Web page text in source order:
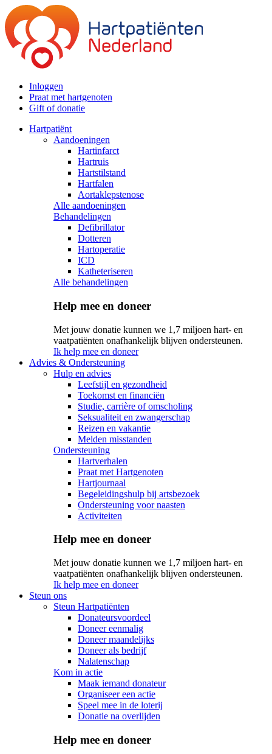
Inloggen
Praat met hartgenoten
Gift of donatie
Hartpatiënt
Aandoeningen
Hartinfarct
Hartruis
Hartstilstand
Hartfalen
Aortaklepstenose
Alle aandoeningen
Behandelingen
Defibrillator
Dotteren
Hartoperatie
ICD
Katheteriseren
Alle behandelingen
Help mee en doneer
Met jouw donatie kunnen we 1,7 miljoen hart- en
vaatpatiënten onafhankelijk blijven ondersteunen.
Ik help mee en doneer
Advies & Ondersteuning
Hulp en advies
Leefstijl en gezondheid
Toekomst en financiën
Studie, carrière of omscholing
Seksualiteit en zwangerschap
Reizen en vakantie
Melden misstanden
Ondersteuning
Hartverhalen
Praat met Hartgenoten
Hartjournaal
Begeleidingshulp bij artsbezoek
Ondersteuning voor naasten
Activiteiten
Help mee en doneer
Met jouw donatie kunnen we 1,7 miljoen hart- en
vaatpatiënten onafhankelijk blijven ondersteunen.
Ik help mee en doneer
Steun ons
Steun Hartpatiënten
Donateursvoordeel
Doneer eenmalig
Doneer maandelijks
Doneer als bedrijf
Nalatenschap
Kom in actie
Maak iemand donateur
Organiseer een actie
Speel mee in de loterij
Donatie na overlijden
Help mee en doneer